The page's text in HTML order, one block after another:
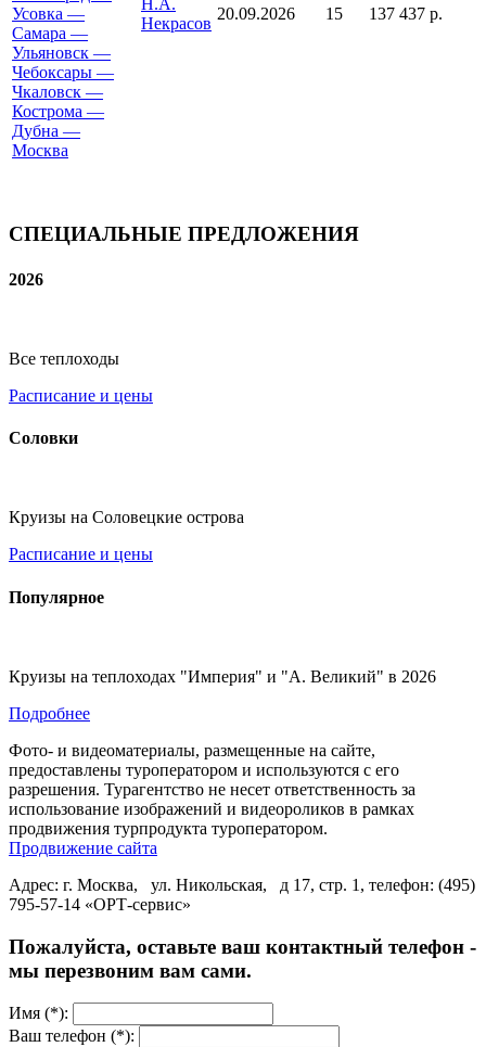
Усовка —
Самара —
Ульяновск —
Чебоксары —
Чкаловск —
Кострома —
Дубна —
Москва
Некрасов
20.09.2026 15 137 437 р.
СПЕЦИАЛЬНЫЕ ПРЕДЛОЖЕНИЯ
2026
Все теплоходы
Расписание и цены
Соловки
Круизы на Соловецкие острова
Расписание и цены
Популярное
Круизы на теплоходах "Империя" и "А. Великий" в 2026
Подробнее
Фото- и видеоматериалы, размещенные на сайте,
предоставлены туроператором и используются с его
разрешения. Турагентство не несет ответственность за
использование изображений и видеороликов в рамках
продвижения турпродукта туроператором.
Продвижение сайта
Адрес: г. Москва, ул. Никольская, д 17, стр. 1, телефон: (495)
795-57-14 «ОРТ-сервис»
Пожалуйста, оставьте ваш контактный телефон -
мы перезвоним вам сами.
Имя (*):
Ваш телефон (*):